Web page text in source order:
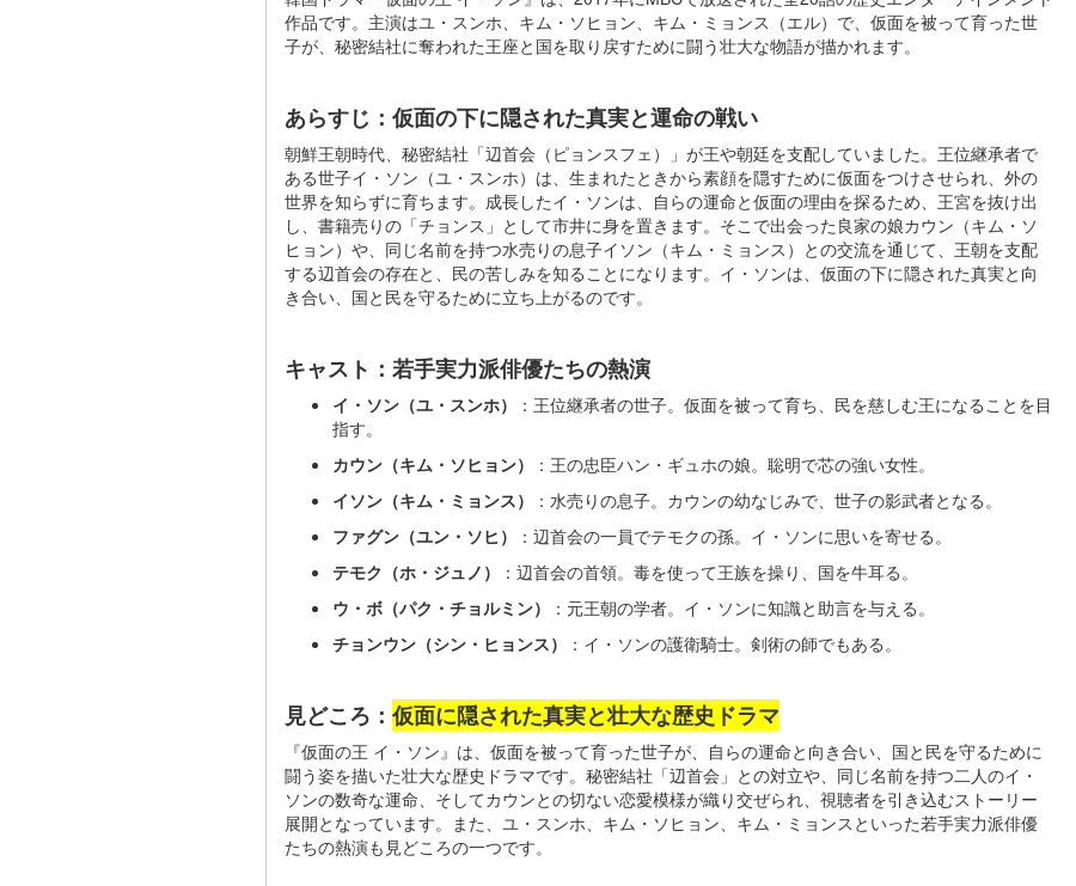
作品です。主演はユ・スンホ、キム・ソヒョン、キム・ミョンス（エル）で、仮面を被って育った世
子が、秘密結社に奪われた王座と国を取り戻すために闘う壮大な物語が描かれます。
あらすじ：仮面の下に隠された真実と運命の戦い
朝鮮王朝時代、秘密結社「辺首会（ピョンスフェ）」が王や朝廷を支配していました。王位継承者で
ある世子イ・ソン（ユ・スンホ）は、生まれたときから素顔を隠すために仮面をつけさせられ、外の
世界を知らずに育ちます。成長したイ・ソンは、自らの運命と仮面の理由を探るため、王宮を抜け出
し、書籍売りの「チョンス」として市井に身を置きます。そこで出会った良家の娘カウン（キム・ソ
ヒョン）や、同じ名前を持つ水売りの息子イソン（キム・ミョンス）との交流を通じて、王朝を支配
する辺首会の存在と、民の苦しみを知ることになります。イ・ソンは、仮面の下に隠された真実と向
き合い、国と民を守るために立ち上がるのです。
キャスト：若手実力派俳優たちの熱演
イ・ソン（ユ・スンホ）
：王位継承者の世子。仮面を被って育ち、民を慈しむ王になることを目
指す。
カウン（キム・ソヒョン）
：王の忠臣ハン・ギュホの娘。聡明で芯の強い女性。
イソン（キム・ミョンス）
：水売りの息子。カウンの幼なじみで、世子の影武者となる。
ファグン（ユン・ソヒ）
：辺首会の一員でテモクの孫。イ・ソンに思いを寄せる。
テモク（ホ・ジュノ）
：辺首会の首領。毒を使って王族を操り、国を牛耳る。
ウ・ボ（パク・チョルミン）
：元王朝の学者。イ・ソンに知識と助言を与える。
チョンウン（シン・ヒョンス）
：イ・ソンの護衛騎士。剣術の師でもある。
見どころ： 仮面に隠された真実と壮大な歴史ドラマ
『仮面の王 イ・ソン』は、仮面を被って育った世子が、自らの運命と向き合い、国と民を守るために
闘う姿を描いた壮大な歴史ドラマです。秘密結社「辺首会」との対立や、同じ名前を持つ二人のイ・
ソンの数奇な運命、そしてカウンとの切ない恋愛模様が織り交ぜられ、視聴者を引き込むストーリー
展開となっています。また、ユ・スンホ、キム・ソヒョン、キム・ミョンスといった若手実力派俳優
たちの熱演も見どころの一つです。